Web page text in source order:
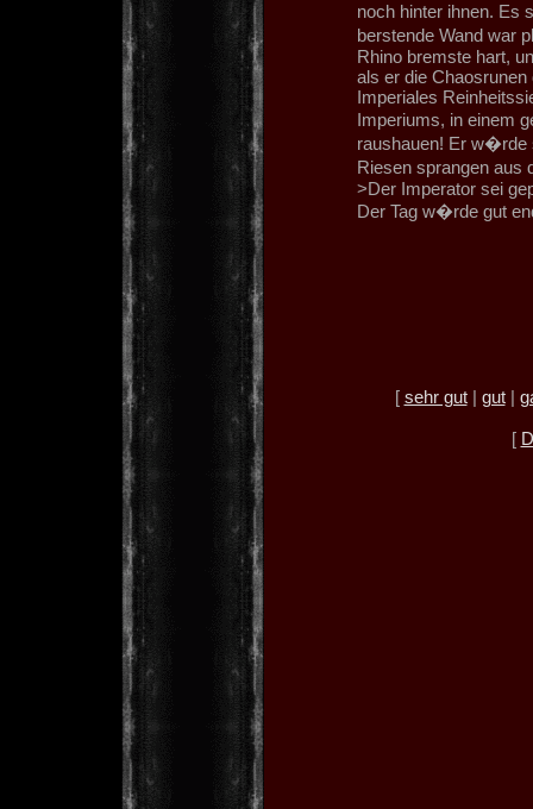
noch hinter ihnen. Es
berstende Wand war
Rhino bremste hart,
als er die
Imperiales
Imperiums, in einem
raushauen! Er w�rde
Riesen sprangen aus
>Der Imperator sei
Der Tag w�rde gut
[ sehr gut| gut|
[